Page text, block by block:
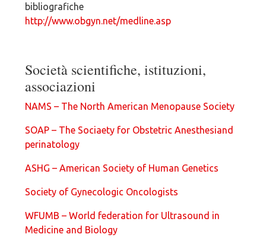
bibliografiche
http://www.obgyn.net/medline.asp
Società scientifiche, istituzioni,
associazioni
NAMS – The North American Menopause Society
SOAP – The Sociaety for Obstetric Anesthesiand
perinatology
ASHG – American Society of Human Genetics
Society of Gynecologic Oncologists
WFUMB – World federation for Ultrasound in
Medicine and Biology